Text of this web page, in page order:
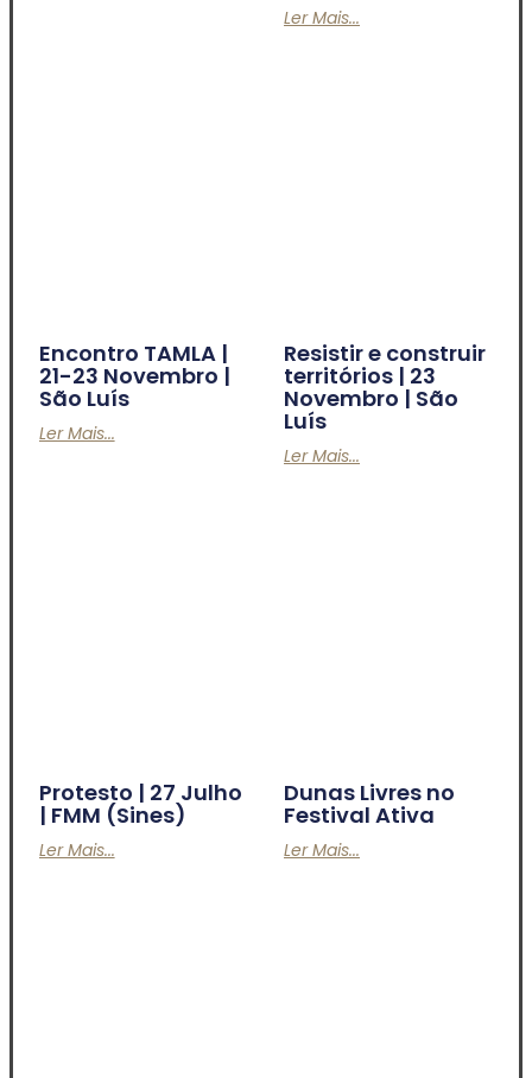
Ler Mais...
Encontro TAMLA |
21-23 Novembro |
São Luís
Ler Mais...
Resistir e construir
territórios | 23
Novembro | São
Luís
Ler Mais...
Protesto | 27 Julho
| FMM (Sines)
Ler Mais...
Dunas Livres no
Festival Ativa
Ler Mais...